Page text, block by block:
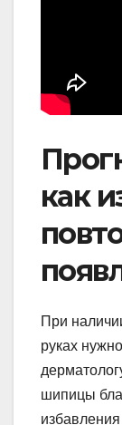
как
При
руках
шипицы